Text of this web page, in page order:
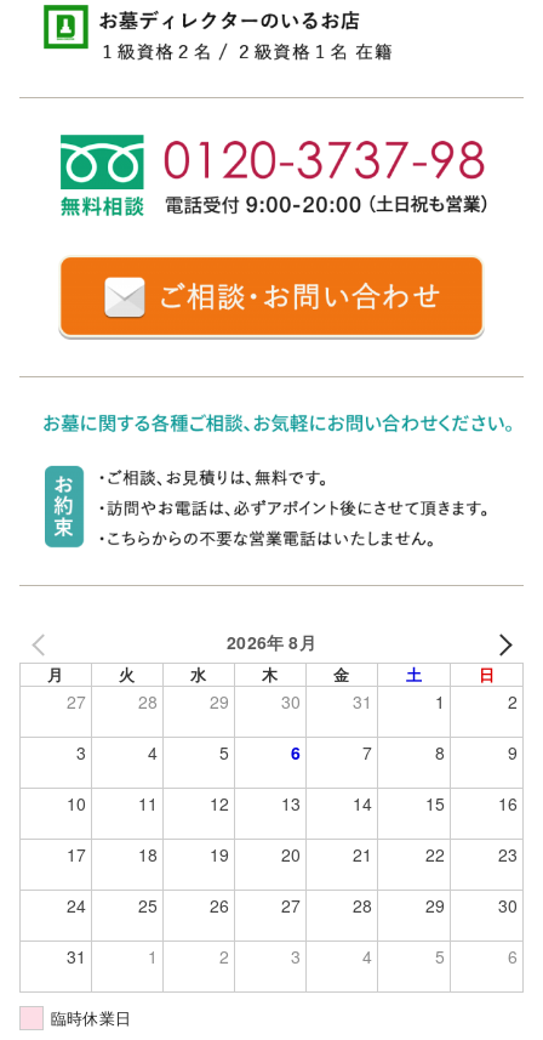
2026年 8月
月 火 水 木 金 土 日
27 28 29 30 31 1 2
3 4 5 6 7 8 9
10 11 12 13 14 15 16
17 18 19 20 21 22 23
24 25 26 27 28 29 30
31 1 2 3 4 5 6
臨時休業日